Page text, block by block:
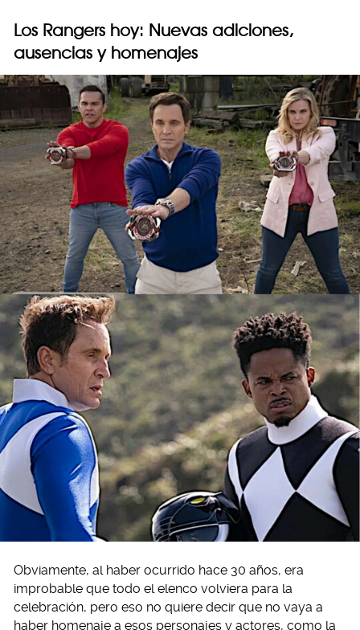
Los Rangers hoy: Nuevas adiciones,
ausencias y homenajes
Obviamente, al haber ocurrido hace 30 años, era
improbable que todo el elenco volviera para la
celebración, pero eso no quiere decir que no vaya a
haber homenaje a esos personajes y actores, como la